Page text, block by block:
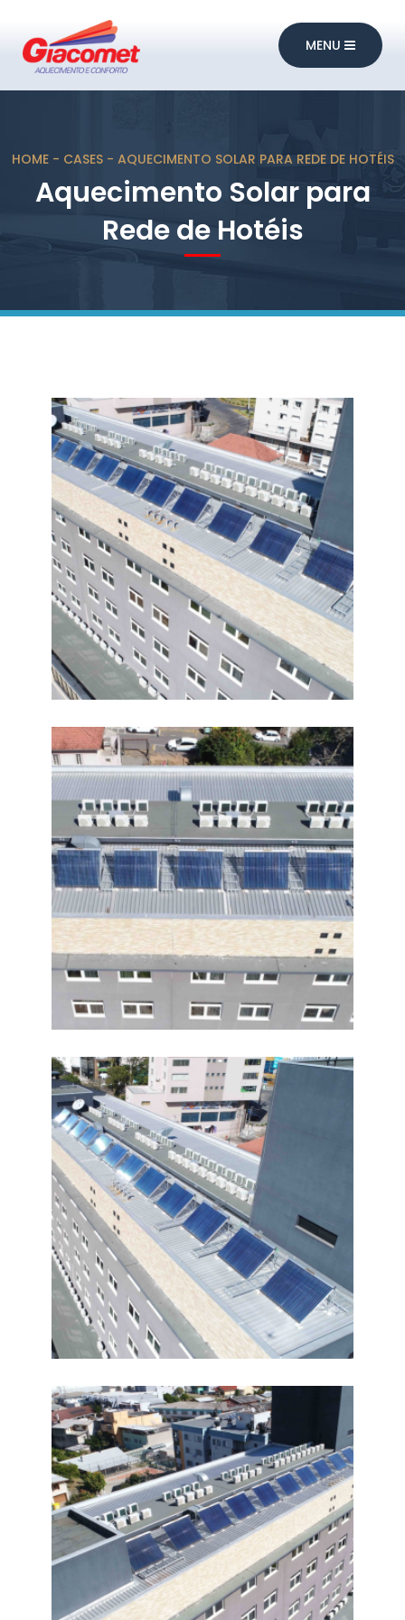
MENU
HOME CASES AQUECIMENTO SOLAR PARA REDE DE HOTÉIS
Aquecimento Solar para
Rede de Hotéis